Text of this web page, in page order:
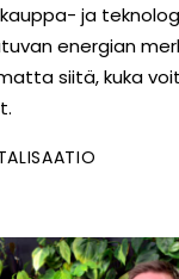
ja
energian
siitä, kuka